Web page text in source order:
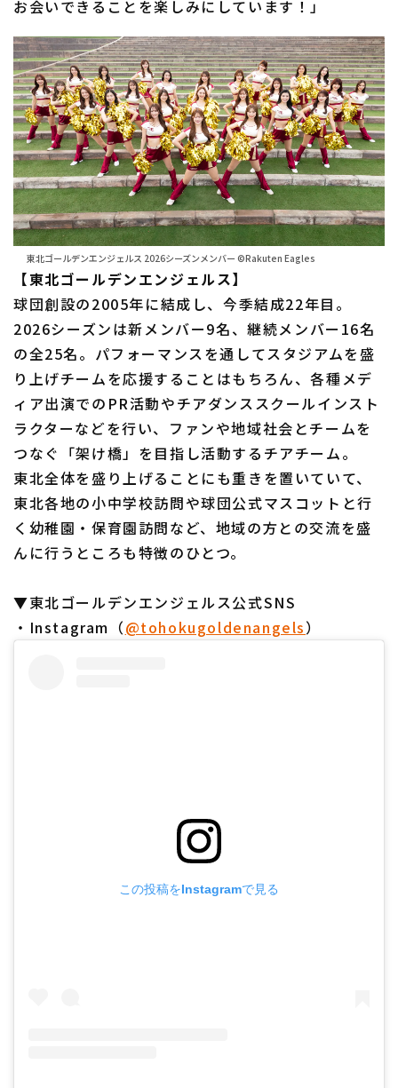
お会いできることを楽しみにしています！」
東北ゴールデンエンジェルス 2026シーズンメンバー ©Rakuten Eagles
【東北ゴールデンエンジェルス】
球団創設の2005年に結成し、今季結成22年目。
2026シーズンは新メンバー9名、継続メンバー16名
の全25名。パフォーマンスを通してスタジアムを盛
り上げチームを応援することはもちろん、各種メデ
ィア出演でのPR活動やチアダンススクールインスト
ラクターなどを行い、ファンや地域社会とチームを
つなぐ「架け橋」を目指し活動するチアチーム。
東北全体を盛り上げることにも重きを置いていて、
東北各地の小中学校訪問や球団公式マスコットと行
く幼稚園・保育園訪問など、地域の方との交流を盛
んに行うところも特徴のひとつ。
▼東北ゴールデンエンジェルス公式SNS
・Instagram（@tohokugoldenangels）
この投稿をInstagramで見る